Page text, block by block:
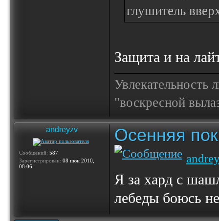
глушитель
Защита и на
Увлекательность
"воскресной
andreyzv
Сообщений: 587
Зарегистрирован: 08 июн 2010,
08:06
Осенняя
Я за хард с
лебеды боюсь